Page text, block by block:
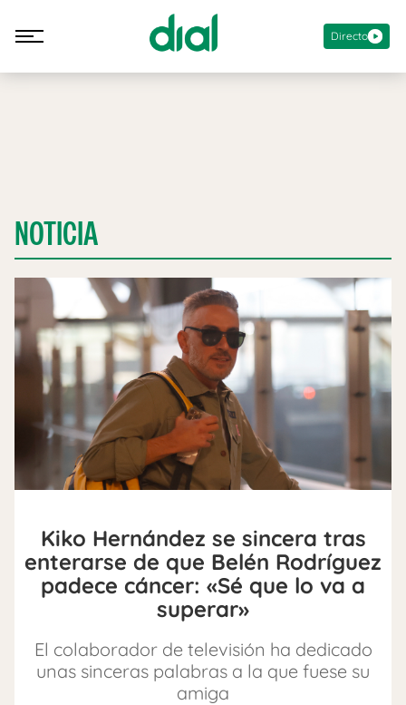
Directo
NOTICIA
Kiko Hernández se sincera tras
enterarse de que Belén Rodríguez
padece cáncer: «Sé que lo va a
superar»
El colaborador de televisión ha dedicado
unas sinceras palabras a la que fuese su
amiga